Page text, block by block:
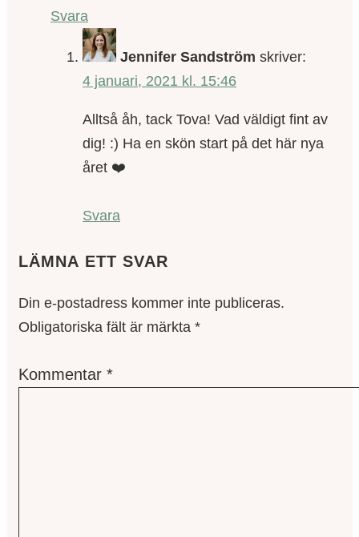
Svara
Jennifer Sandström skriver:
4 januari, 2021 kl. 15:46
Alltså åh, tack Tova! Vad väldigt fint av
dig! :) Ha en skön start på det här nya
året ❤️
Svara
LÄMNA ETT SVAR
Din e-postadress kommer inte publiceras.
Obligatoriska fält är märkta *
Kommentar *